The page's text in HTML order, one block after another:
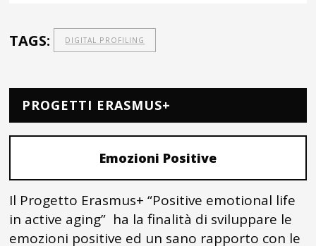
TAGS: DIGITAL PROFILING
PROGETTI ERASMUS+
Emozioni Positive
Il Progetto Erasmus+ “Positive emotional life
in active aging” ha la finalità di sviluppare le
emozioni positive ed un sano rapporto con le